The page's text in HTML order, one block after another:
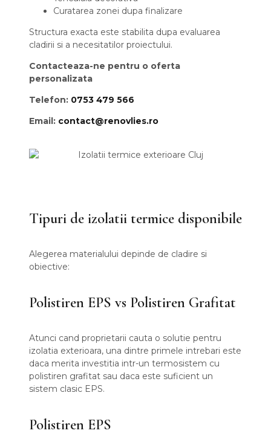
Curatarea zonei dupa finalizare
Structura exacta este stabilita dupa evaluarea
cladirii si a necesitatilor proiectului.
Contacteaza-ne pentru o oferta
personalizata
Telefon: 0753 479 566
Email: contact@renovlies.ro
Tipuri de izolatii termice disponibile
Alegerea materialului depinde de cladire si
obiective:
Polistiren EPS vs Polistiren Grafitat
Atunci cand proprietarii cauta o solutie pentru
izolatia exterioara, una dintre primele intrebari este
daca merita investitia intr-un termosistem cu
polistiren grafitat sau daca este suficient un
sistem clasic EPS.
Polistiren EPS